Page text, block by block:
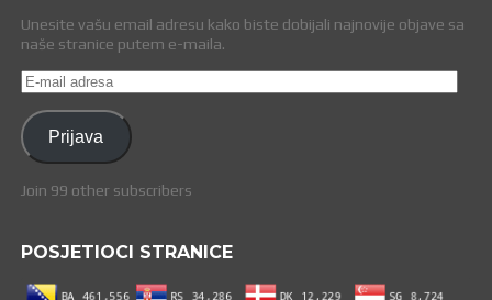
Unesite vašu email adresu kako biste dobijali najnovije objave sa
naše stranice putem e-maila.
E-
mail
adresa
Prijava
Join 99 other subscribers
POSJETIOCI STRANICE